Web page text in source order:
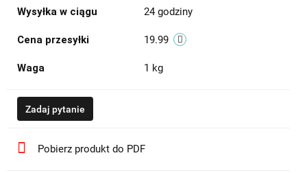
Wysyłka w ciągu 24 godziny
Cena przesyłki 19.99
Waga 1 kg
Zadaj pytanie
Pobierz produkt do PDF